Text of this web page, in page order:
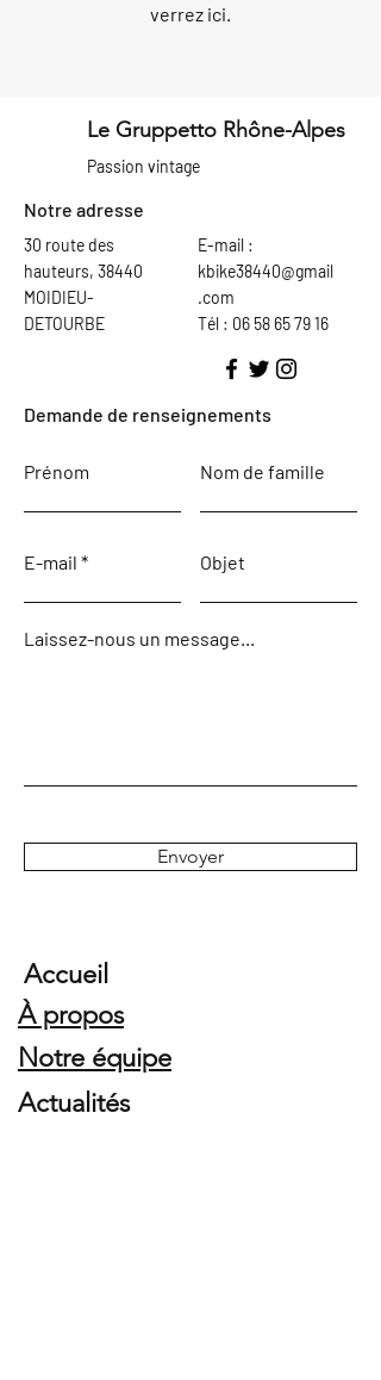
verrez ici.
Le Gruppetto Rhône-Alpes
Passion vintage
Notre adresse
30 route des
hauteurs, 38440
MOIDIEU-
DETOURBE
E-mail :
kbike38440@gmail
.com
Tél : 06 58 65 79 16
Accueil
À propos
Notre équipe
Actualités
Demande de renseignements
Prénom Nom de famille
E-mail Objet
Laissez-nous un message...
Envoyer